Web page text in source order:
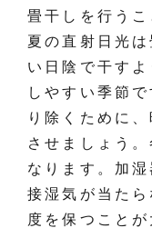
畳干しを行う
夏の直射日光
い日陰で干す
しやすい季節
り除くために
させましょう
なります。加
接湿気が当た
度を保つこと